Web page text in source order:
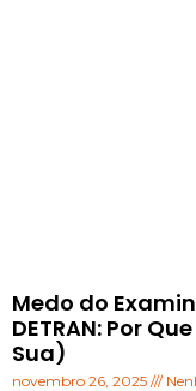
Medo do
DETRAN: Por
Sua)
novembro 26, 2025